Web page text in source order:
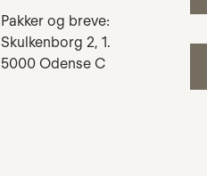
Pakker og breve:
Skulkenborg 2, 1.
5000 Odense C